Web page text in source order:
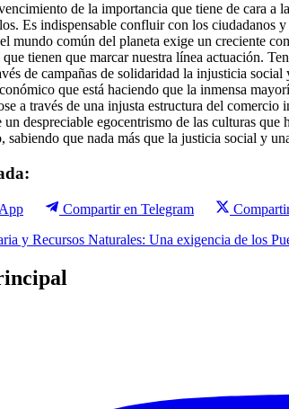
de la importancia que tiene de cara a
Es indispensable confluir con los ciudadanos
mundo común del planeta exige un creciente
tienen que marcar nuestra línea actuación.
de campañas de solidaridad la injusticia
que está haciendo que la inmensa
a través de una injusta estructura del
despreciable egocentrismo de las culturas
sabiendo que nada más que la justicia social y
Compartir en Telegram
y Recursos Naturales: Una exigencia de los